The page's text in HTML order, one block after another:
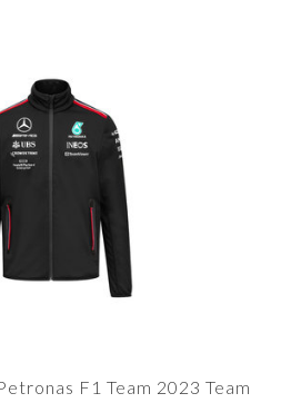
F1 Team 2023 Team